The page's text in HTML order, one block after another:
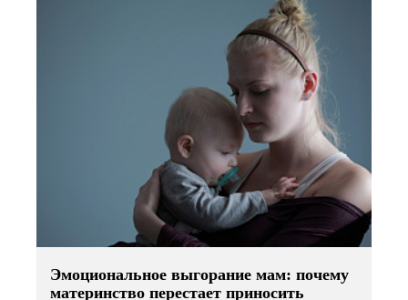
Эмоциональное выгорание мам: почему
материнство перестает приносить